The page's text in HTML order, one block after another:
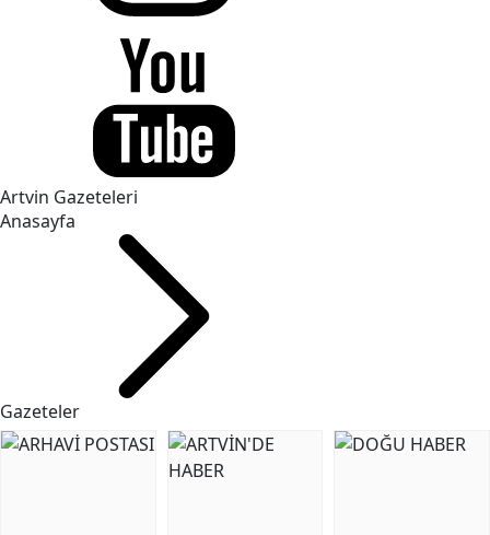
Artvin Gazeteleri
Anasayfa
Gazeteler